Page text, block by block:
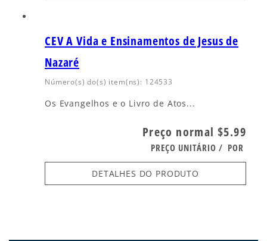
CEV A Vida e Ensinamentos de Jesus de
Nazaré
Número(s) do(s) item(ns): 124533
Os Evangelhos e o Livro de Atos...
Preço normal $5.99
PREÇO UNITÁRIO / POR
DETALHES DO PRODUTO